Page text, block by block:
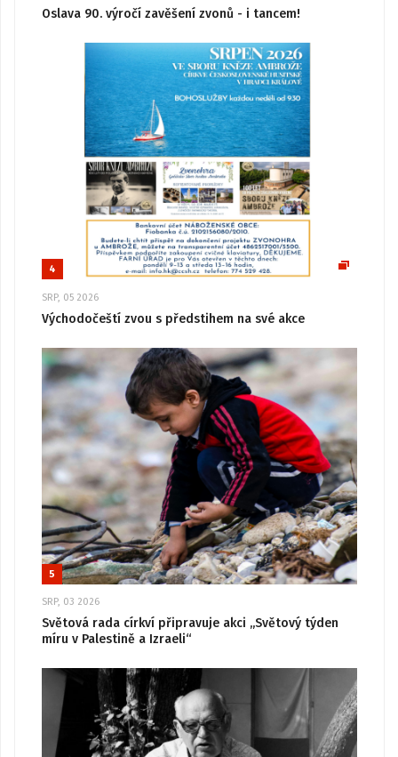
Oslava 90. výročí zavěšení zvonů - i tancem!
4
SRP, 05 2026
Východočeští zvou s předstihem na své akce
5
SRP, 03 2026
Světová rada církví připravuje akci „Světový týden
míru v Palestině a Izraeli“